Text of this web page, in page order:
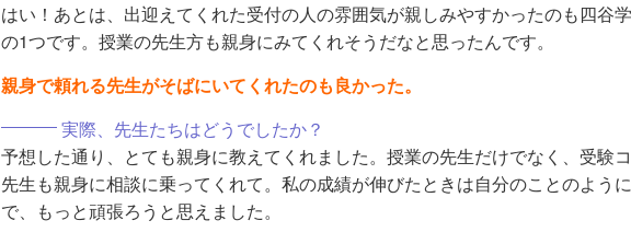
はい！あとは、出迎えてくれた受付の人の雰囲気が親しみやすかったのも四谷
の1つです。授業の先生方も親身にみてくれそうだなと思ったんです。
親身で頼れる先生がそばにいてくれたのも良かった。
実際、先生たちはどうでしたか？
予想した通り、とても親身に教えてくれました。授業の先生だけでなく、受験
先生も親身に相談に乗ってくれて。私の成績が伸びたときは自分のことのよう
で、もっと頑張ろうと思えました。